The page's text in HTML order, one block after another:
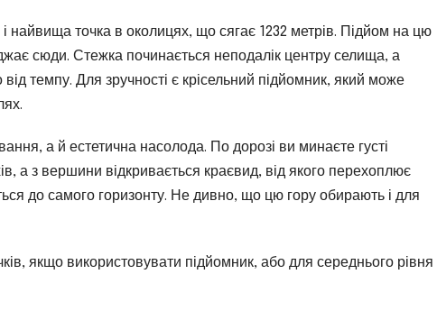
і найвища точка в околицях, що сягає 1232 метрів. Підйом на цю
сюди. Стежка починається неподалік центру селища, а
темпу. Для зручності є крісельний підйомник, який може
а й естетична насолода. По дорозі ви минаєте густі
а з вершини відкривається краєвид, від якого перехоплює
до самого горизонту. Не дивно, що цю гору обирають і для
якщо використовувати підйомник, або для середнього рівня